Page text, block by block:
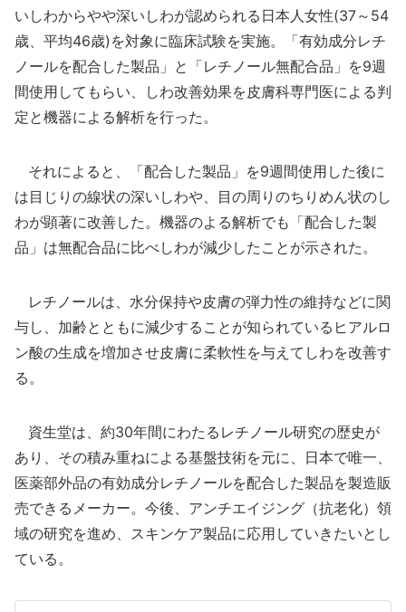
いしわからやや深いしわが認められる日本人女性(37～54
歳、平均46歳)を対象に臨床試験を実施。「有効成分レチ
ノールを配合した製品」と「レチノール無配合品」を9週
間使用してもらい、しわ改善効果を皮膚科専門医による判
定と機器による解析を行った。
それによると、「配合した製品」を9週間使用した後に
は目じりの線状の深いしわや、目の周りのちりめん状のし
わが顕著に改善した。機器のよる解析でも「配合した製
品」は無配合品に比べしわが減少したことが示された。
レチノールは、水分保持や皮膚の弾力性の維持などに関
与し、加齢とともに減少することが知られているヒアルロ
ン酸の生成を増加させ皮膚に柔軟性を与えてしわを改善す
る。
資生堂は、約30年間にわたるレチノール研究の歴史が
あり、その積み重ねによる基盤技術を元に、日本で唯一、
医薬部外品の有効成分レチノールを配合した製品を製造販
売できるメーカー。今後、アンチエイジング（抗老化）領
域の研究を進め、スキンケア製品に応用していきたいとし
ている。